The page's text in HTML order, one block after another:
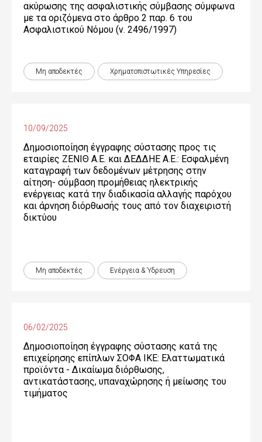
ακύρωσης της ασφαλιστικής σύμβασης σύμφωνα
με τα οριζόμενα στο άρθρο 2 παρ. 6 του
Ασφαλιστικού Νόμου (ν. 2496/1997)
Μη αποδεκτές Χρηματοπιστωτικές Yπηρεσίες
10/09/2025
Δημοσιοποίηση έγγραφης σύστασης προς τις
εταιρίες ΖΕΝΙΘ Α.Ε. και ΔΕΔΔΗΕ Α.Ε.: Εσφαλμένη
καταγραφή των δεδομένων μέτρησης στην
αίτηση- σύμβαση προμήθειας ηλεκτρικής
ενέργειας κατά την διαδικασία αλλαγής παρόχου
και άρνηση διόρθωσής τους από τον διαχειριστή
δικτύου
Μη αποδεκτές Ενέργεια & Ύδρευση
06/02/2025
Δημοσιοποίηση έγγραφης σύστασης κατά της
επιχείρησης επίπλων ΣΟΦΑ ΙΚΕ: Ελαττωματικά
προϊόντα - Δικαίωµα διόρθωσης,
αντικατάστασης, υπαναχώρησης ή µείωσης του
τιµήµατος